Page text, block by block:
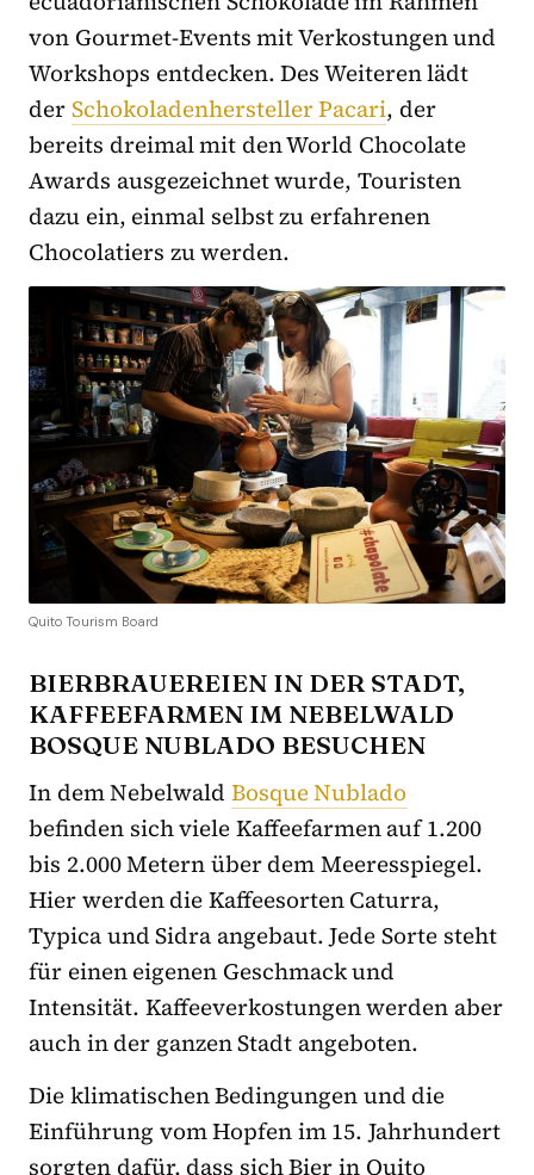
von Gourmet-Events mit Verkostungen und
Workshops entdecken. Des Weiteren lädt
derSchokoladenhersteller Pacari, der
bereits dreimal mit den World Chocolate
Awards ausgezeichnet wurde, Touristen
dazu ein, einmal selbst zu erfahrenen
Chocolatiers zu werden.
Quito Tourism Board
BIERBRAUEREIEN IN DER STADT,
KAFFEEFARMEN IM NEBELWALD
BOSQUE NUBLADO BESUCHEN
In dem Nebelwald Bosque Nublado
befinden sich viele Kaffeefarmen auf 1.200
bis 2.000 Metern über dem Meeresspiegel.
Hier werden die Kaffeesorten Caturra,
Typica und Sidra angebaut. Jede Sorte steht
für einen eigenen Geschmack und
Intensität. Kaffeeverkostungen werden aber
auch in der ganzen Stadt angeboten.
Die klimatischen Bedingungen und die
Einführung vom Hopfen im 15. Jahrhundert
sorgten dafür, dass sich Bier in Quito